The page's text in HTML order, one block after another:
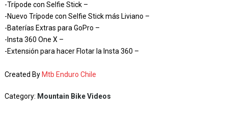
-Trípode con Selfie Stick –
-Nuevo Trípode con Selfie Stick más Liviano –
-Baterías Extras para GoPro –
-Insta 360 One X –
-Extensión para hacer Flotar la Insta 360 –
Created By Mtb Enduro Chile
Category: Mountain Bike Videos